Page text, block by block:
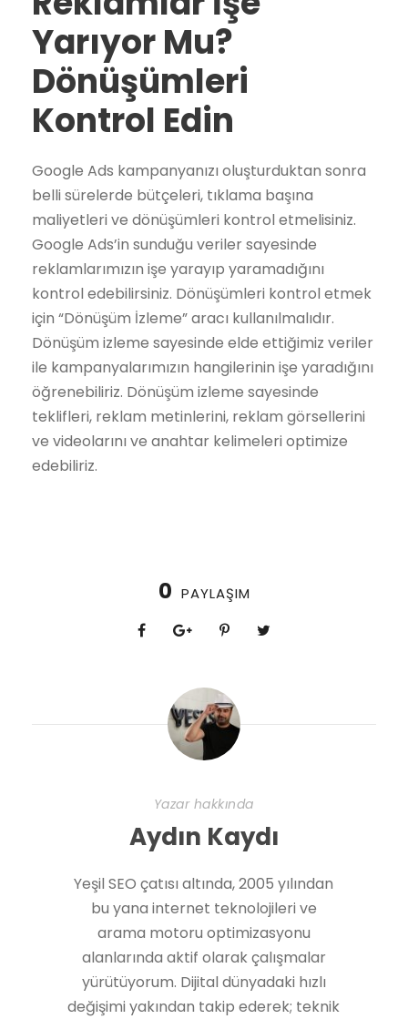
Yarıyor Mu?
Dönüşümleri
Kontrol Edin
Google Ads kampanyanızı oluşturduktan sonra
belli sürelerde bütçeleri, tıklama başına
maliyetleri ve dönüşümleri kontrol etmelisiniz.
Google Ads’in sunduğu veriler sayesinde
reklamlarımızın işe yarayıp yaramadığını
kontrol edebilirsiniz. Dönüşümleri kontrol etmek
için “Dönüşüm İzleme” aracı kullanılmalıdır.
Dönüşüm izleme sayesinde elde ettiğimiz veriler
ile kampanyalarımızın hangilerinin işe yaradığını
öğrenebiliriz. Dönüşüm izleme sayesinde
teklifleri, reklam metinlerini, reklam görsellerini
ve videolarını ve anahtar kelimeleri optimize
edebiliriz.
0 PAYLAŞIM
Yazar hakkında
Aydın Kaydı
Yeşil SEO çatısı altında, 2005 yılından
bu yana internet teknolojileri ve
arama motoru optimizasyonu
alanlarında aktif olarak çalışmalar
yürütüyorum. Dijital dünyadaki hızlı
değişimi yakından takip ederek; teknik